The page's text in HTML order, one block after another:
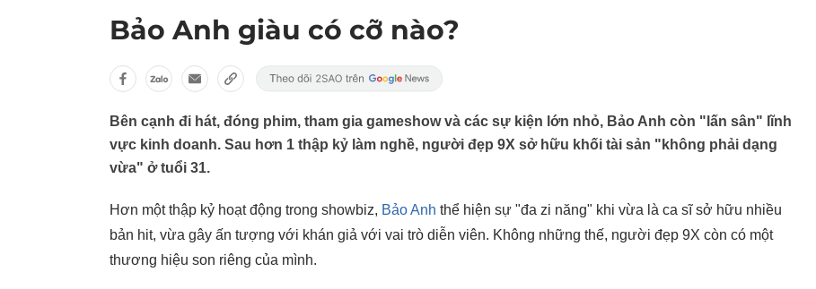
Bảo Anh giàu có cỡ nào?
Bên cạnh đi hát, đóng phim, tham gia gameshow và các sự kiện lớn nhỏ, Bảo Anh còn "lấn sân" lĩnh
vực kinh doanh. Sau hơn 1 thập kỷ làm nghề, người đẹp 9X sở hữu khối tài sản "không phải dạng
vừa" ở tuổi 31.
Hơn một thập kỷ hoạt động trong showbiz, Bảo Anh thể hiện sự "đa zi năng" khi vừa là ca sĩ sở hữu nhiều
bản hit, vừa gây ấn tượng với khán giả với vai trò diễn viên. Không những thế, người đẹp 9X còn có một
thương hiệu son riêng của mình.